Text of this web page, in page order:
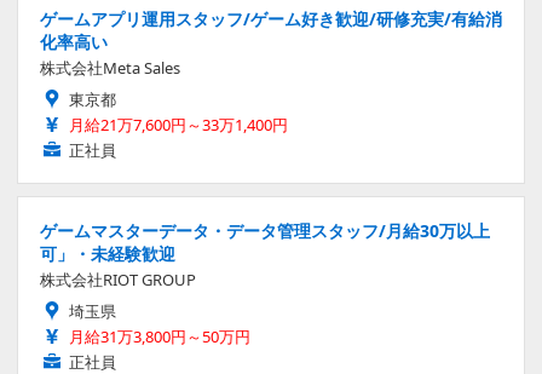
ゲームアプリ運用スタッフ/ゲーム好き歓迎/研修充実/有給消
化率高い
株式会社Meta Sales
東京都
月給21万7,600円～33万1,400円
正社員
ゲームマスターデータ・データ管理スタッフ/月給30万以上
可」・未経験歓迎
株式会社RIOT GROUP
埼玉県
月給31万3,800円～50万円
正社員